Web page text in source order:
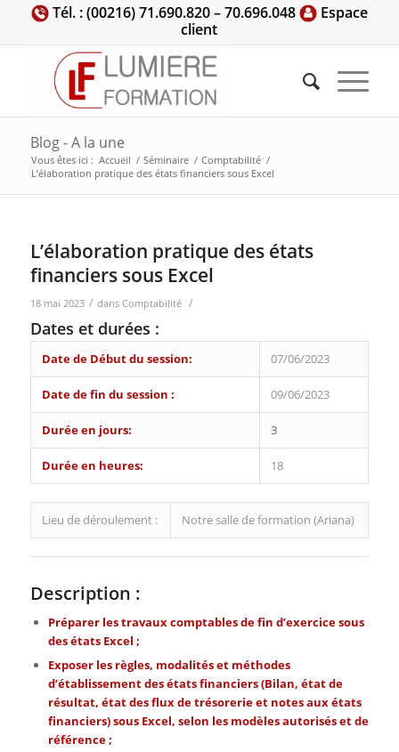
Tél. : (00216) 71.690.820 – 70.696.048
Espace
client
Blog - A la une
Vous êtes ici : Accueil / Séminaire / Comptabilité /
L’élaboration pratique des états financiers sous Excel
L’élaboration pratique des états
financiers sous Excel
18 mai 2023 / dans Comptabilité /
Dates et durées :
Date de Début du session: 07/06/2023
Date de fin du session : 09/06/2023
Durée en jours: 3
Durée en heures: 18
Lieu de déroulement : Notre salle de formation (Ariana)
Description :
Préparer les travaux comptables de fin d’exercice sous
des états Excel ;
Exposer les règles, modalités et méthodes
d’établissement des états financiers (Bilan, état de
résultat, état des flux de trésorerie et notes aux états
financiers) sous Excel, selon les modèles autorisés et de
référence ;